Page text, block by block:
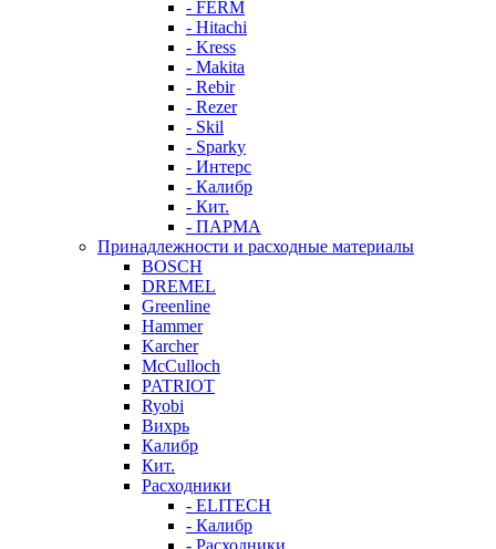
- FERM
- Hitachi
- Kress
- Makita
- Rebir
- Rezer
- Skil
- Sparky
- Интерс
- Калибр
- Кит.
- ПАРМА
Принадлежности и расходные материалы
BOSCH
DREMEL
Greenline
Hammer
Karcher
McCulloch
PATRIOT
Ryobi
Вихрь
Калибр
Кит.
Расходники
- ELITECH
- Калибр
- Расходники